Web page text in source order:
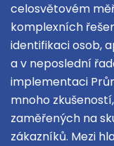
celosvětovém
komplexních
identifikaci osob,
a v neposlední
implementaci
mnoho
zaměřených na
zákazníků. Mezi